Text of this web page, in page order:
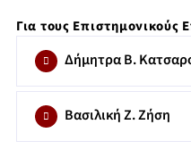
7. Σεξουαλικότητα και
κοινωνίας, στιγματισμός
8. Μελέτη συνεπειών της
Για τους Επιστημονικούς
Δήμητρα Β.
Βασιλική Ζ. Ζήση